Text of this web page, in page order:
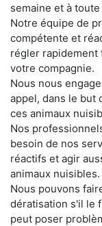
semaine et à
Notre équipe de
compétente et
régler rapidement
votre compagnie.
Nous nous
appel, dans le but
ces animaux
Nos
besoin de nos
réactifs et agir
animaux nuisibles.
Nous pouvons
dératisation s'il le
peut poser